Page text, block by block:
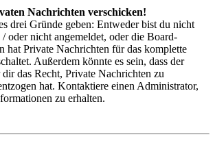
Nachrichten verschicken!
drei Gründe geben: Entweder bist du nicht
oder nicht angemeldet, oder die Board-
hat Private Nachrichten für das komplette
Außerdem könnte es sein, dass der
das Recht, Private Nachrichten zu
hat. Kontaktiere einen Administrator,
zu erhalten.